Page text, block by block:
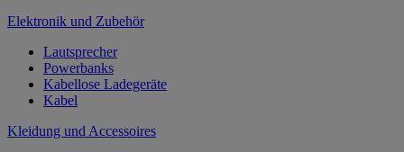
Elektronik und Zubehör
Lautsprecher
Powerbanks
Kabellose Ladegeräte
Kabel
Kleidung und Accessoires